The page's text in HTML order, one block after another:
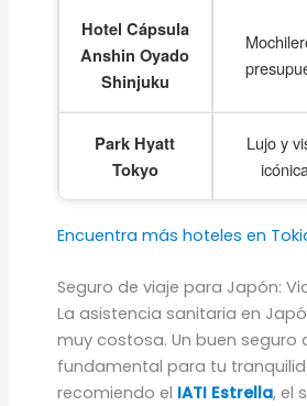
Hotel Cápsula
Anshin Oyado
Shinjuku
Park Hyatt
Tokyo
Lujo y
Encuentra más hoteles en
Seguro de viaje para Japón:
La asistencia sanitaria en
muy costosa. Un buen seguro
fundamental para tu
recomiendo el IATI Estrella, el